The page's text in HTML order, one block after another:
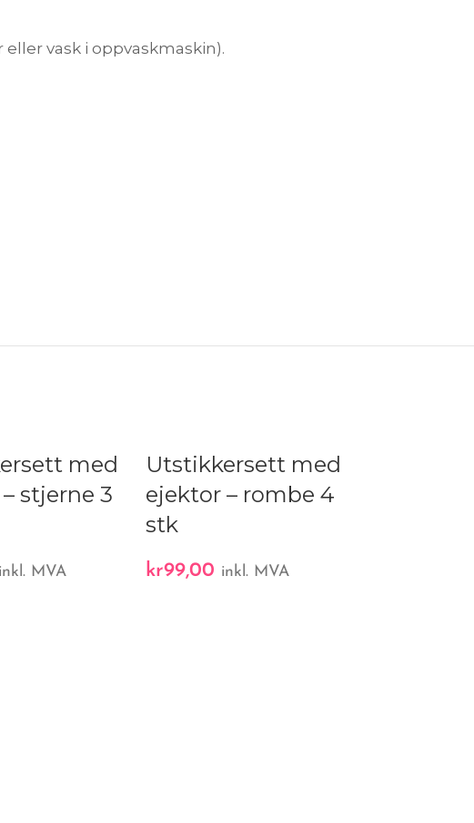
vask i oppvaskmaskin).
med
stjerne 3
inkl. MVA
Utstikkersett med
ejektor – rombe 4
stk
kr99,00 inkl. MVA